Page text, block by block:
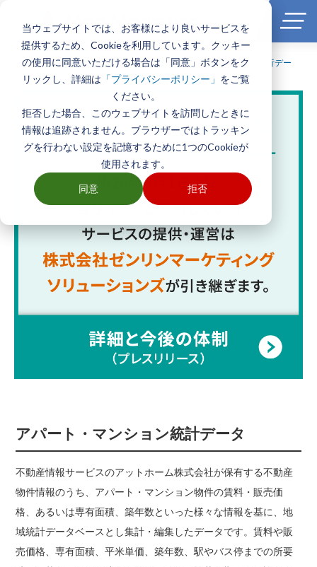
当ウェブサイトでは、お客様により良いサービスを
提供するため、Cookieを利用しています。クッキー
の使用に同意いただける場合は「同意」ボタンをク
リックし、詳細は 「プライバシーポリシー」 をご覧
ください。
拒否した場合、このウェブサイトを訪問したときに
情報は追跡されません。ブラウザーではトラッキン
グを行わない設定を記憶するために1つのCookieが
使用されます。
同意 拒否
ホーム> 製品とサービス一覧>エリアマーケティング・商圏分析デー
タ>アパート・マンション統計データ
アパート・マンション統計データ
不動産情報サービスのアットホーム株式会社が保有する不動産
物件情報のうち、アパート・マンション物件の賃料・販売価
格、あるいは専有面積、築年数といった様々な情報を基に、地
域統計データベースとし集計・編集したデータです。賃料や販
売価格、専有面積、平米単価、築年数、駅やバス停までの所要